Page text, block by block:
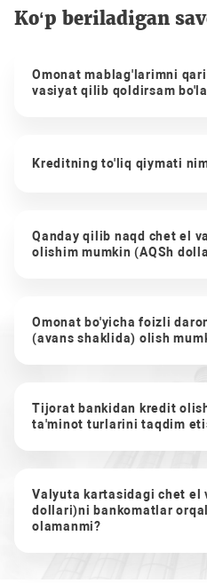
Ko‘p beriladigan
Omonat mablag'larimni
vasiyat qilib qoldirsam
Kreditning to'liq qiymati
Qanday qilib naqd chet el
olishim mumkin (AQSh
Omonat bo'yicha foizli
(avans shaklida) olish
Tijorat bankidan kredit
ta'minot turlarini taqdim
Valyuta kartasidagi chet el
dollari)ni bankomatlar
olamanmi?